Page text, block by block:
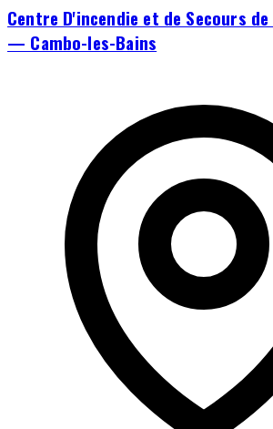
Centre D'incendie et de Secours
— Cambo-les-Bains